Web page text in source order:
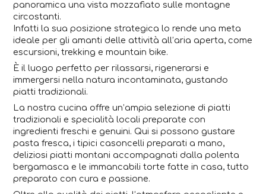
panoramica una vista mozzafiato sulle montagne
circostanti.
Infatti la sua posizione strategica lo rende una meta
ideale per gli amanti delle attività all’aria aperta, come
escursioni, trekking e mountain bike.
È il luogo perfetto per rilassarsi, rigenerarsi e
immergersi nella natura incontaminata, gustando
piatti tradizionali.
La nostra cucina offre un’ampia selezione di piatti
tradizionali e specialità locali preparate con
ingredienti freschi e genuini. Qui si possono gustare
pasta fresca, i tipici casoncelli preparati a mano,
deliziosi piatti montani accompagnati dalla polenta
bergamasca e le immancabili torte fatte in casa, tutto
preparato con cura e passione.